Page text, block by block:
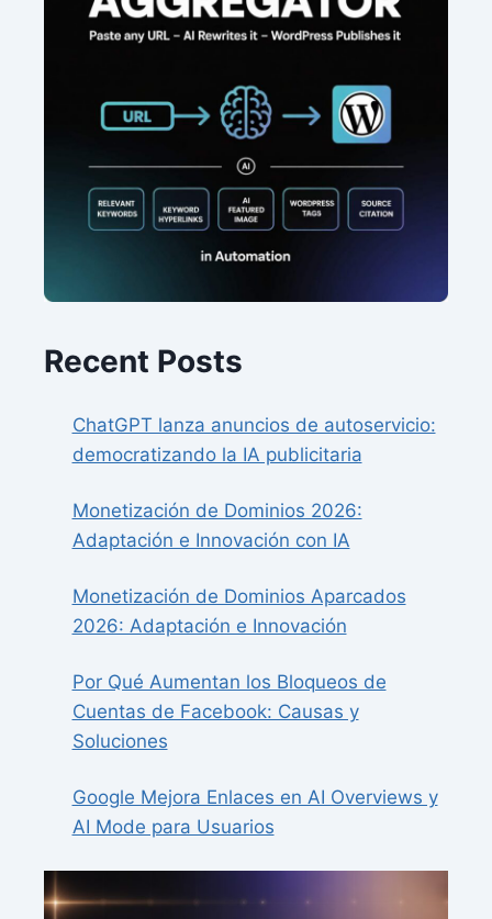
Recent Posts
ChatGPT lanza anuncios de autoservicio:
democratizando la IA publicitaria
Monetización de Dominios 2026:
Adaptación e Innovación con IA
Monetización de Dominios Aparcados
2026: Adaptación e Innovación
Por Qué Aumentan los Bloqueos de
Cuentas de Facebook: Causas y
Soluciones
Google Mejora Enlaces en AI Overviews y
AI Mode para Usuarios